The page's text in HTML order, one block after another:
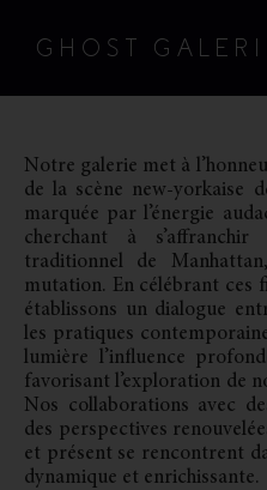
GHOST
Notre galerie met à
de la scène new-yorkaise
marquée par l’énergie
cherchant à
traditionnel de
mutation. En célébrant ces
établissons un dialogue
les pratiques
lumière l’influence
favorisant l’exploration de
Nos collaborations avec
des perspectives
et présent se rencontrent
dynamique et enrichissante.